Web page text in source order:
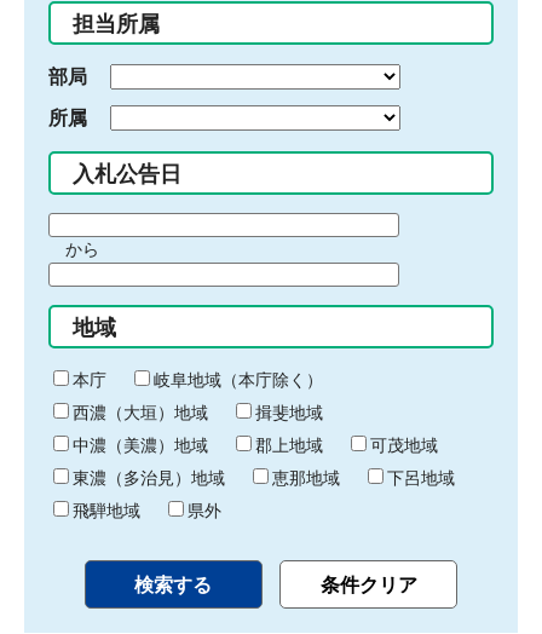
入
力
担当所属
部局
所属
入札公告日
間
始
り
から
間
終
わ
り
地域
本庁
岐阜地域（本庁除く）
西濃（大垣）地域
揖斐地域
中濃（美濃）地域
郡上地域
可茂地域
東濃（多治見）地域
恵那地域
下呂地域
飛騨地域
県外